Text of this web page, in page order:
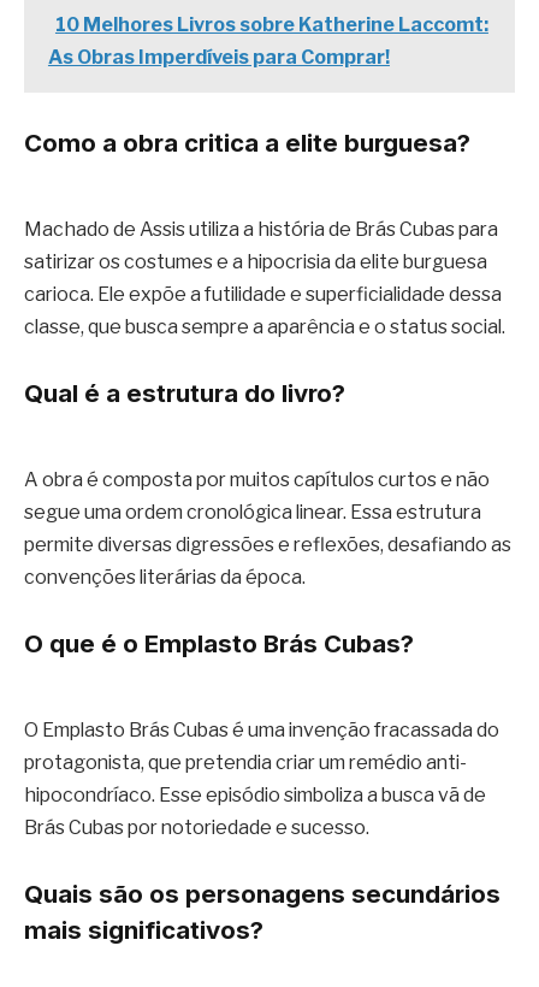
10 Melhores Livros sobre Katherine Laccomt:
As Obras Imperdíveis para Comprar!
Como a obra critica a elite burguesa?
Machado de Assis utiliza a história de Brás Cubas para
satirizar os costumes e a hipocrisia da elite burguesa
carioca. Ele expõe a futilidade e superficialidade dessa
classe, que busca sempre a aparência e o status social.
Qual é a estrutura do livro?
A obra é composta por muitos capítulos curtos e não
segue uma ordem cronológica linear. Essa estrutura
permite diversas digressões e reflexões, desafiando as
convenções literárias da época.
O que é o Emplasto Brás Cubas?
O Emplasto Brás Cubas é uma invenção fracassada do
protagonista, que pretendia criar um remédio anti-
hipocondríaco. Esse episódio simboliza a busca vã de
Brás Cubas por notoriedade e sucesso.
Quais são os personagens secundários
mais significativos?